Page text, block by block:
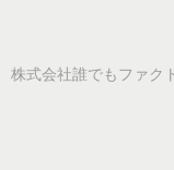
株式会社誰でもファク